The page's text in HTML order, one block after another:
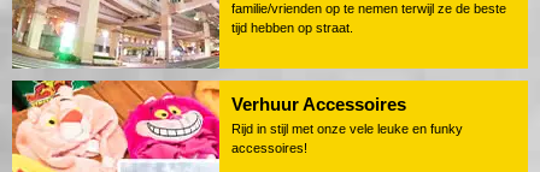
familie/vrienden op te nemen terwijl ze de beste
tijd hebben op straat.
Verhuur Accessoires
Rijd in stijl met onze vele leuke en funky
accessoires!